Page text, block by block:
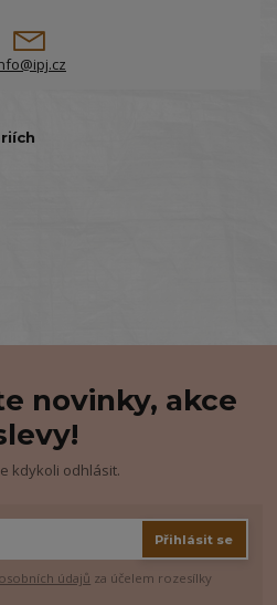
novinky, akce
kdykoli odhlásit.
Přihlásit se
údajů za účelem rozesílky